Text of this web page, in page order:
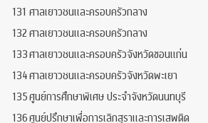
131 ศาลเยาวชนและครอบครัวกลาง
132ศาลเยาวชนและครอบครัวกลาง
133ศาลเยาวชนและครอบครัวจังหวัดขอนแก่น
134ศาลเยาวชนและครอบครัวจังหวัดพะเยา
135ศูนย์การศึกษาพิเศษ ประจำจังหวัดนนทบุรี
136ศูนย์ปรึกษาเพื่อการเลิกสุราและการเสพติด